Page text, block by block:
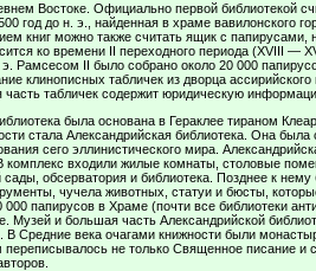
Востоке. Официально первой библиотекой
год до н. э., найденная в храме вавилонского
книг можно также считать ящик с папирусами,
ко времени II переходного периода (XVIII —
э. Рамсесом II было собрано около 20 000
клинописных табличек из дворца ассирийского
табличек содержит юридическую
была основана в Гераклее тираном
стала Александрийская библиотека. Она была
сего эллинистического мира.
комплекс входили жилые комнаты, столовые
сады, обсерватория и библиотека. Позднее к
чучела животных, статуи и бюсты,
папирусов в Храме (почти все библиотеки
Музей и большая часть Александрийской
Средние века очагами книжности были
переписывалось не только Священное писание и